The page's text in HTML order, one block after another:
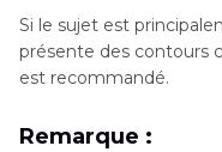
Si le sujet est
présente des contours
est recommandé.
Remarque :